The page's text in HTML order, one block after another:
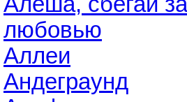
любовью
Аллеи
Андеграунд